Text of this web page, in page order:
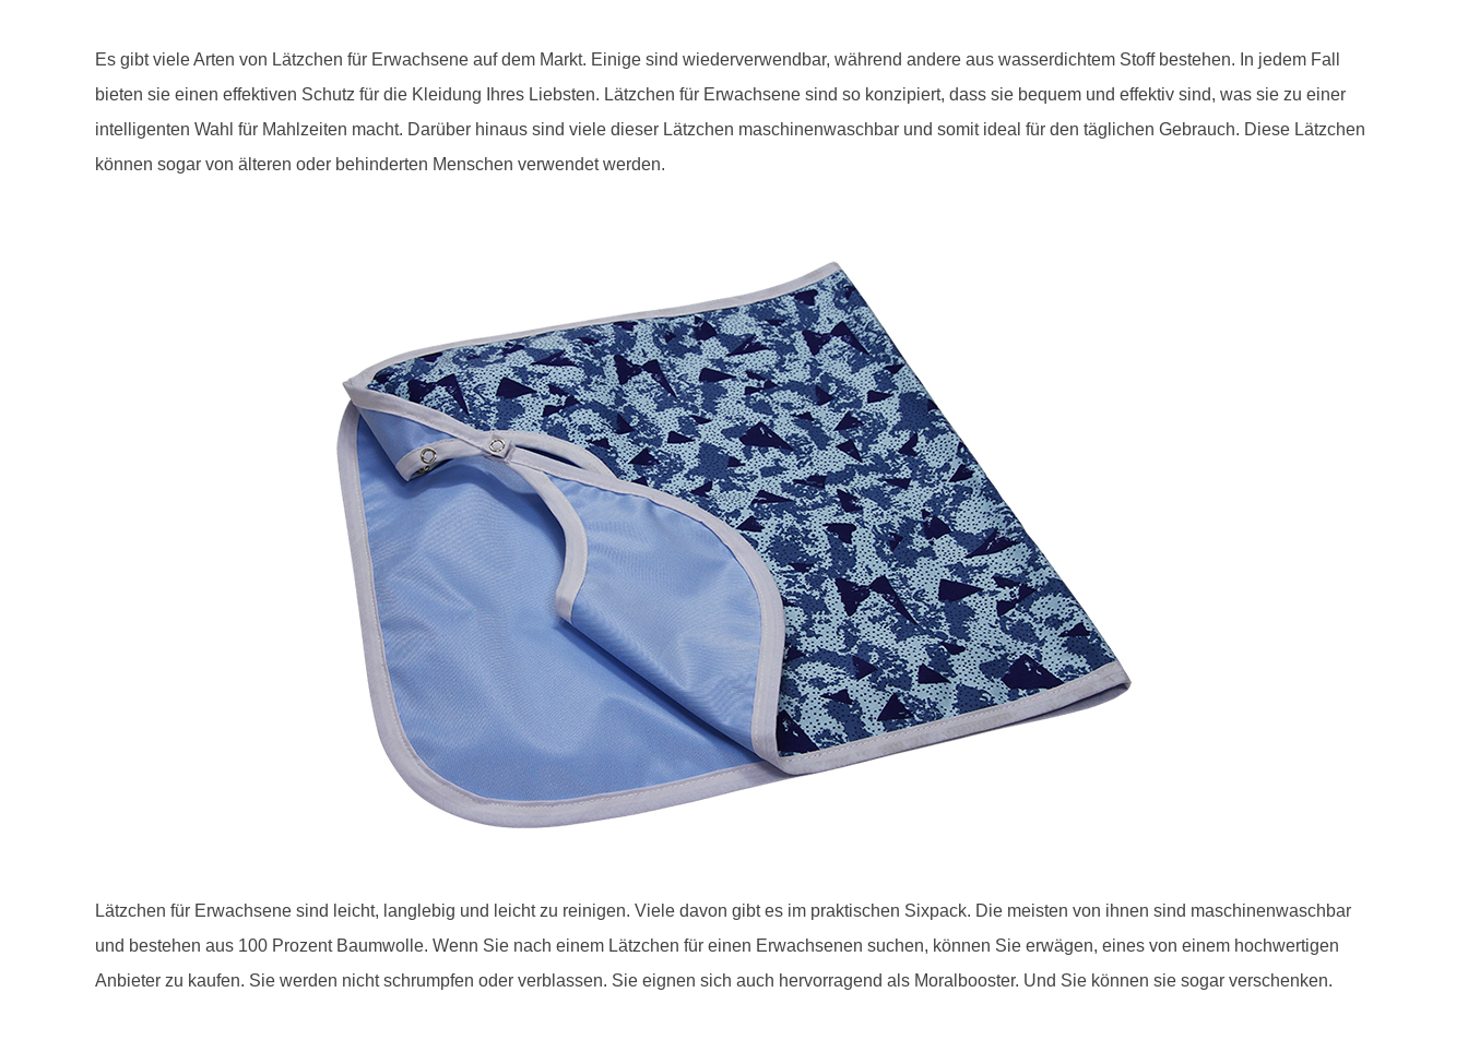
Es gibt viele Arten von Lätzchen für Erwachsene auf dem Markt. Einige sind wiederverwendbar, während andere aus wasserdichtem Stoff bestehen. In jedem Fall
bieten sie einen effektiven Schutz für die Kleidung Ihres Liebsten. Lätzchen für Erwachsene sind so konzipiert, dass sie bequem und effektiv sind, was sie zu einer
intelligenten Wahl für Mahlzeiten macht. Darüber hinaus sind viele dieser Lätzchen maschinenwaschbar und somit ideal für den täglichen Gebrauch. Diese Lätzchen
können sogar von älteren oder behinderten Menschen verwendet werden.
Lätzchen für Erwachsene sind leicht, langlebig und leicht zu reinigen. Viele davon gibt es im praktischen Sixpack. Die meisten von ihnen sind maschinenwaschbar
und bestehen aus 100 Prozent Baumwolle. Wenn Sie nach einem Lätzchen für einen Erwachsenen suchen, können Sie erwägen, eines von einem hochwertigen
Anbieter zu kaufen. Sie werden nicht schrumpfen oder verblassen. Sie eignen sich auch hervorragend als Moralbooster. Und Sie können sie sogar verschenken.